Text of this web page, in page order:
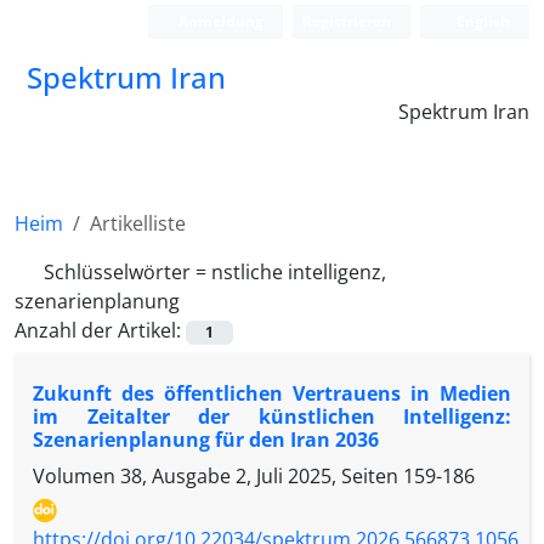
Spektrum Iran
Spektrum Iran
Heim
Artikelliste
Schlüsselwörter = nstliche intelligenz,
szenarienplanung
Anzahl der Artikel:
1
Zukunft des öffentlichen Vertrauens in Medien
im Zeitalter der künstlichen Intelligenz:
Szenarienplanung für den Iran 2036
Volumen 38, Ausgabe 2, Juli 2025, Seiten 159-186